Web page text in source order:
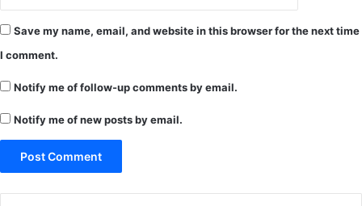
Save my name, email, and website in this browser for the next time
I comment.
Notify me of follow-up comments by email.
Notify me of new posts by email.